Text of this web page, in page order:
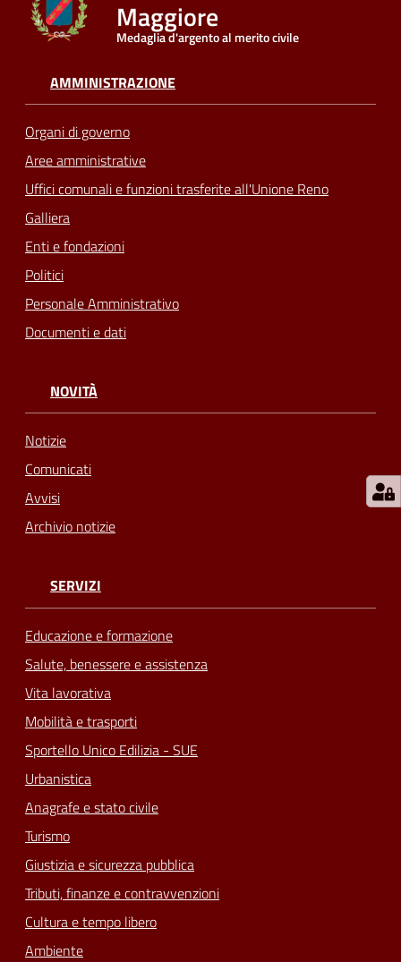
Seguici
Maggiore
Medaglia d'argento al merito civile
AMMINISTRAZIONE
Organi di governo
Aree amministrative
Uffici comunali e funzioni trasferite all'Unione Reno
Galliera
Enti e fondazioni
Politici
Personale Amministrativo
Documenti e dati
NOVITÀ
Notizie
Comunicati
Avvisi
Archivio notizie
SERVIZI
Educazione e formazione
Salute, benessere e assistenza
Vita lavorativa
Mobilità e trasporti
Sportello Unico Edilizia - SUE
Urbanistica
Anagrafe e stato civile
Turismo
Giustizia e sicurezza pubblica
Tributi, finanze e contravvenzioni
Cultura e tempo libero
Ambiente